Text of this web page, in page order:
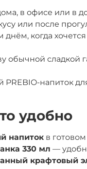
в офисе или в
или после
когда
обычной сладкой
PREBIO-напиток
удобно
напиток в
330 мл —
крафтовый